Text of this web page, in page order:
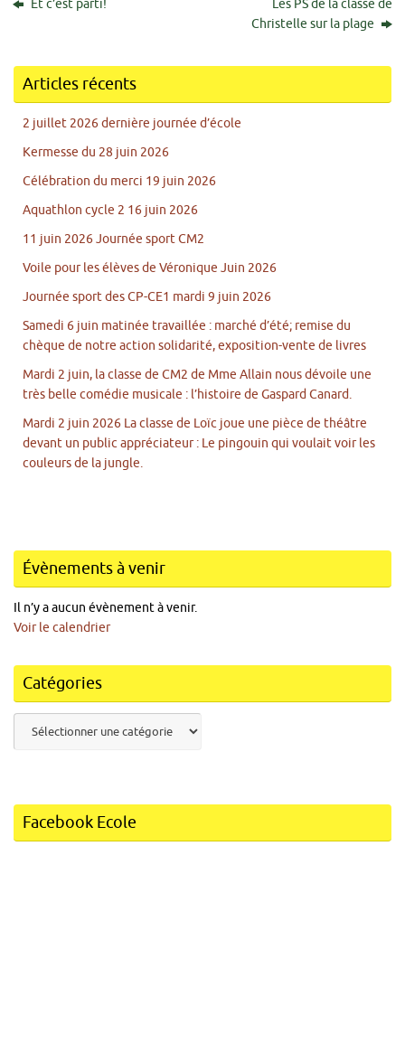
Et c’est parti!
Les PS de la classe de
Christelle sur la plage
Articles récents
2 juillet 2026 dernière journée d’école
Kermesse du 28 juin 2026
Célébration du merci 19 juin 2026
Aquathlon cycle 2 16 juin 2026
11 juin 2026 Journée sport CM2
Voile pour les élèves de Véronique Juin 2026
Journée sport des CP-CE1 mardi 9 juin 2026
Samedi 6 juin matinée travaillée : marché d’été; remise du
chèque de notre action solidarité, exposition-vente de livres
Mardi 2 juin, la classe de CM2 de Mme Allain nous dévoile une
très belle comédie musicale : l’histoire de Gaspard Canard.
Mardi 2 juin 2026 La classe de Loïc joue une pièce de théâtre
devant un public appréciateur : Le pingouin qui voulait voir les
couleurs de la jungle.
Évènements à venir
Il n’y a aucun évènement à venir.
Voir le calendrier
Catégories
Facebook Ecole